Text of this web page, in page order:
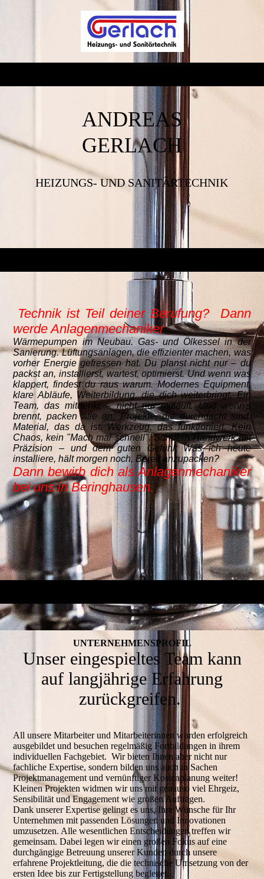
ANDREAS
GERLACH
HEIZUNGS- UND SANITÄRTECHNIK
Technik ist Teil deiner Berufung? Dann
werde Anlagenmechaniker
Wärmepumpen im Neubau. Gas- und Ölkessel in der
Sanierung. Lüftungsanlagen, die effizienter machen, was
vorher Energie gefressen hat. Du planst nicht nur – du
packst an, installierst, wartest, optimierst. Und wenn was
klappert, findest du raus warum. Modernes Equipment,
klare Abläufe, Weiterbildung, die dich weiterbringt. Ein
Team, das mitdenkt – nicht nur mitläuft. Und wenn's
brennt, packen alle an. Projekte, die durchdacht sind.
Material, das da ist. Werkzeug, das funktioniert. Kein
Chaos, kein "Mach mal schnell". Sondern Handwerk mit
Präzision – und dem guten Gefühl: Was ich heute
installiere, hält morgen noch. Bereit anzupacken?
Dann bewirb dich als Anlagenmechaniker
bei uns in Beringhausen.
UNTERNEHMENS­PROFIL
Unser eingespieltes Team kann
auf langjährige Erfahrung
zurückgreifen.
All unsere Mitarbeiter und Mitarbeiterinnen wurden erfolgreich
ausgebildet und besuchen regelmäßig Fortbildungen in ihrem
individuellen Fachgebiet. Wir bieten Ihnen aber nicht nur
fachliche Expertise, sondern bilden uns auch in Sachen
Projektmanagement und ver­nünftiger Kostenplanung weiter!
Kleinen Projekten widmen wir uns mit genauso viel Ehr­geiz,
Sensibilität und Engagement wie großen Aufträgen.
Dank unserer Expertise gelingt es uns, Ihre Wünsche für Ihr
Unternehmen mit passenden Lösungen und Innovationen
umzusetzen. Alle wesentlichen Entscheidungen treffen wir
gemein­sam. Dabei legen wir einen großen Fokus auf eine
durchgängige Betreuung unserer Kunden durch unsere
erfahrene Projektleitung, die die technische Umsetzung von der
ersten Idee bis zur Fertigstellung begleitet.